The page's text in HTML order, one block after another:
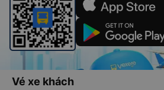
Vé xe khách